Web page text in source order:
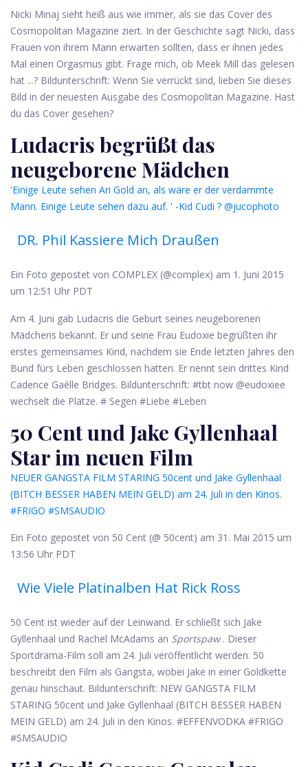
Nicki Minaj sieht heiß aus wie immer, als sie das Cover des
Cosmopolitan Magazine ziert. In der Geschichte sagt Nicki, dass
Frauen von ihrem Mann erwarten sollten, dass er ihnen jedes
Mal einen Orgasmus gibt. Frage mich, ob Meek Mill das gelesen
hat ...? Bildunterschrift: Wenn Sie verrückt sind, lieben Sie dieses
Bild in der neuesten Ausgabe des Cosmopolitan Magazine. Hast
du das Cover gesehen?
Ludacris begrüßt das
neugeborene Mädchen
'Einige Leute sehen Ari Gold an, als wäre er der verdammte
Mann. Einige Leute sehen dazu auf. ' -Kid Cudi ? @jucophoto
DR. Phil Kassiere Mich Draußen
Ein Foto gepostet von COMPLEX (@complex) am 1. Juni 2015
um 12:51 Uhr PDT
Am 4. Juni gab Ludacris die Geburt seines neugeborenen
Mädchens bekannt. Er und seine Frau Eudoxie begrüßten ihr
erstes gemeinsames Kind, nachdem sie Ende letzten Jahres den
Bund fürs Leben geschlossen hatten. Er nennt sein drittes Kind
Cadence Gaélle Bridges. Bildunterschrift: #tbt now @eudoxiee
wechselt die Plätze. # Segen #Liebe #Leben
50 Cent und Jake Gyllenhaal
Star im neuen Film
NEUER GANGSTA FILM STARING 50cent und Jake Gyllenhaal
(BITCH BESSER HABEN MEIN GELD) am 24. Juli in den Kinos.
#FRIGO #SMSAUDIO
Ein Foto gepostet von 50 Cent (@ 50cent) am 31. Mai 2015 um
13:56 Uhr PDT
Wie Viele Platinalben Hat Rick Ross
50 Cent ist wieder auf der Leinwand. Er schließt sich Jake
Gyllenhaal und Rachel McAdams an Sportspaw. Dieser
Sportdrama-Film soll am 24. Juli veröffentlicht werden. 50
beschreibt den Film als Gangsta, wobei Jake in einer Goldkette
genau hinschaut. Bildunterschrift: NEW GANGSTA FILM
STARING 50cent und Jake Gyllenhaal (BITCH BESSER HABEN
MEIN GELD) am 24. Juli in den Kinos. #EFFENVODKA #FRIGO
#SMSAUDIO